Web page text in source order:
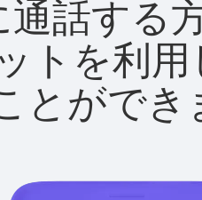
話する
トを利
とができ